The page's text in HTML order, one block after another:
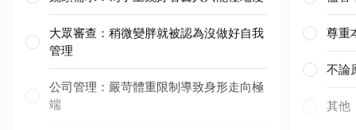
大眾審查：稍微變胖就被認為沒做好自我
管理
公司管理：嚴苛體重限制導致身形走向極
端
尊重
不論
其他